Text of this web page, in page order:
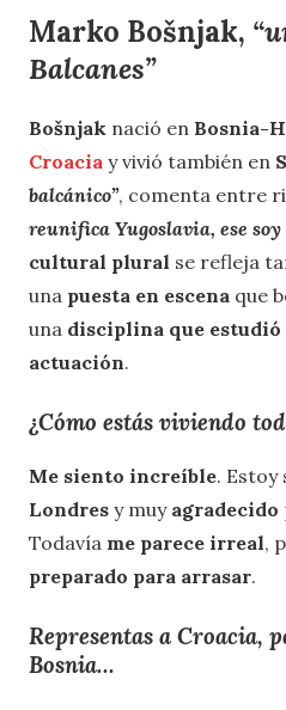
Marko Bošnjak,
Balcanes”
Bošnjak nació en Bosnia-
Croacia y vivió también en
balcánico”, comenta entre
reunifica Yugoslavia, ese soy
cultural plural se refleja
una puesta en escena que
una disciplina que estudió
actuación.
¿Cómo estás viviendo
Me siento increíble. Estoy
Londres y muy agradecido
Todavía me parece irreal,
preparado para arrasar.
Representas a Croacia,
Bosnia…